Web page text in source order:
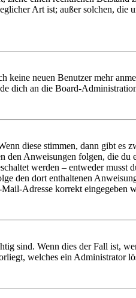
Art ist; außer solchen,
neuen Benutzer mehr
dich an die Board-
diese stimmen, dann gibt es
Anweisungen folgen, die
werden – entweder musst
den dort enthaltenen
Adresse korrekt eingegeben
sind. Wenn dies der Fall ist,
welches ein Administrator